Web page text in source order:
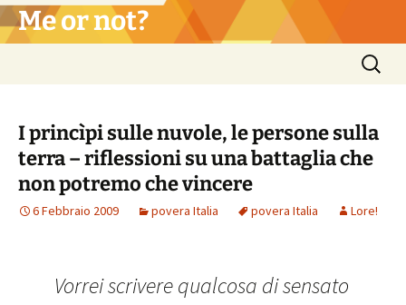
Vai
al Me or not?
Ricerca
per:
I princìpi sulle nuvole, le persone sulla
terra – riflessioni su una battaglia che
non potremo che vincere
6 Febbraio 2009 povera Italia povera Italia Lore!
Vorrei scrivere qualcosa di sensato